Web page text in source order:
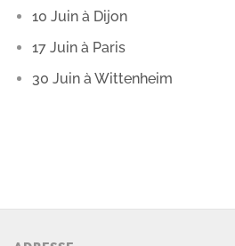
10 Juin à Dijon
17 Juin à Paris
30 Juin à Wittenheim